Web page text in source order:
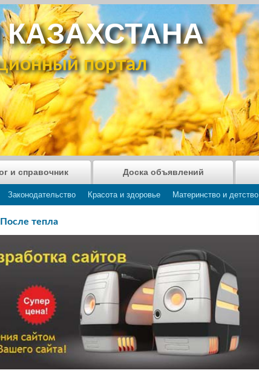
портал
Законодательство Красота и здоровье Материнство и детство
и справочник Доска объявлений
После тепла